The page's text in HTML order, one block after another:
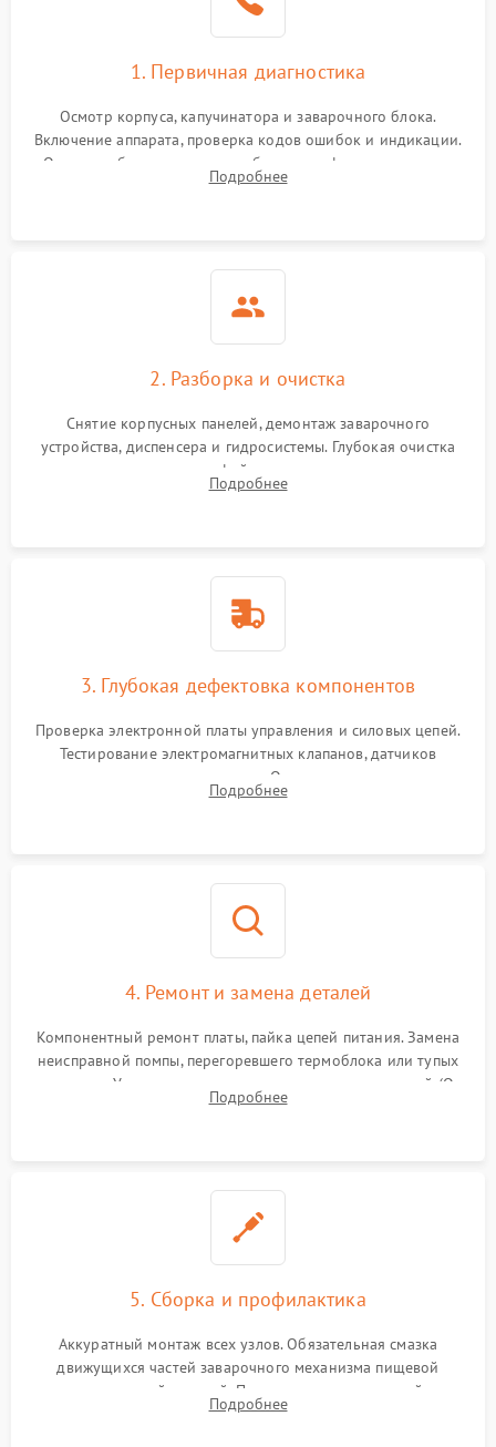
1. Первичная диагностика
Осмотр корпуса, капучинатора и заварочного блока.
Включение аппарата, проверка кодов ошибок и индикации.
Оценка работы помпы, термоблока и кофемолки на слух.
Измерение температуры и давления воды для выявления
Подробнее
2. Разборка и очистка
Снятие корпусных панелей, демонтаж заварочного
устройства, диспенсера и гидросистемы. Глубокая очистка
внутренних узлов от кофейных масел, жмыха и накипи.
Промывка дренажных каналов и фильтров с использованием
Подробнее
3. Глубокая дефектовка компонентов
Проверка электронной платы управления и силовых цепей.
Тестирование электромагнитных клапанов, датчиков
температуры и расходомера. Оценка степени износа
жерновов кофемолки, уплотнительных колец гидросистемы
Подробнее
4. Ремонт и замена деталей
Компонентный ремонт платы, пайка цепей питания. Замена
неисправной помпы, перегоревшего термоблока или тупых
жерновов. Установка новых силиконовых уплотнителей (O-
ring) и тефлоновых трубок для надежного устранения
Подробнее
5. Сборка и профилактика
Аккуратный монтаж всех узлов. Обязательная смазка
движущихся частей заварочного механизма пищевой
силиконовой смазкой. Проведение программной
декальцинации и очистки системы от кофейных масел.
Подробнее